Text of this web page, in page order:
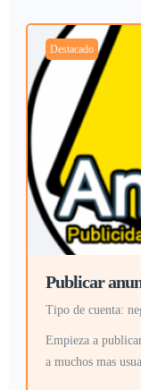
Destacado
Publicar
tipo de cuenta:
Empieza a
a muchos mas